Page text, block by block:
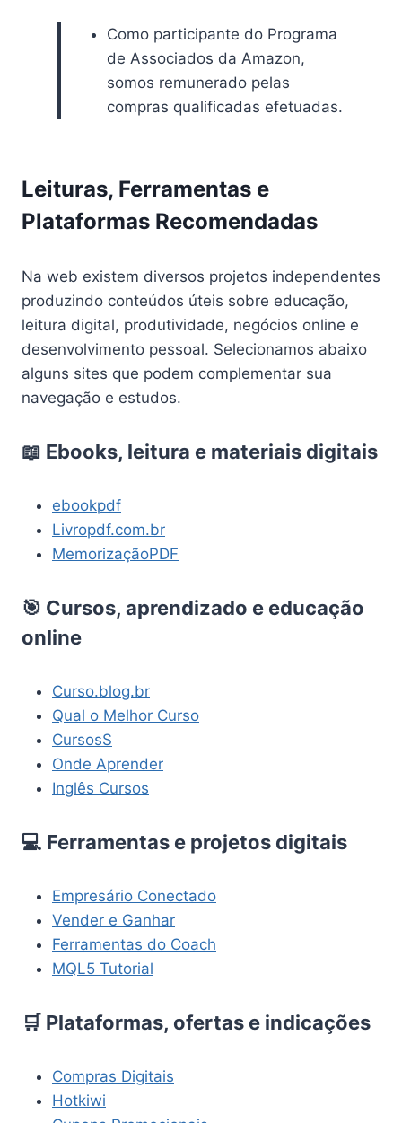
Como participante do Programa
de Associados da Amazon,
somos remunerado pelas
compras qualificadas efetuadas.
Leituras, Ferramentas e
Plataformas Recomendadas
Na web existem diversos projetos independentes
produzindo conteúdos úteis sobre educação,
leitura digital, produtividade, negócios online e
desenvolvimento pessoal. Selecionamos abaixo
alguns sites que podem complementar sua
navegação e estudos.
📖 Ebooks, leitura e materiais digitais
ebookpdf
Livropdf.com.br
MemorizaçãoPDF
🎯 Cursos, aprendizado e educação
online
Curso.blog.br
Qual o Melhor Curso
CursosS
Onde Aprender
Inglês Cursos
💻 Ferramentas e projetos digitais
Empresário Conectado
Vender e Ganhar
Ferramentas do Coach
MQL5 Tutorial
🛒 Plataformas, ofertas e indicações
Compras Digitais
Hotkiwi